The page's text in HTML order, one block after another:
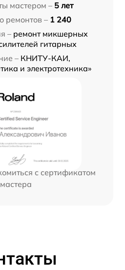
мастером – 5 лет
ремонтов – 1 240
– ремонт микшерных
гитарных
– КНИТУ-КАИ,
и электротехника»
с сертификатом
мастера